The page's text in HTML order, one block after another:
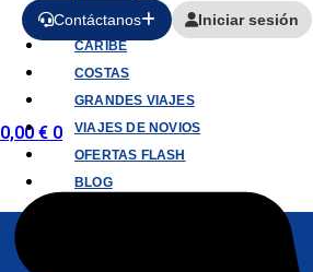
Contáctanos Iniciar sesión
0,00 € 0
AFRICA
CARIBE
COSTAS
GRANDES VIAJES
VIAJES DE NOVIOS
OFERTAS FLASH
BLOG